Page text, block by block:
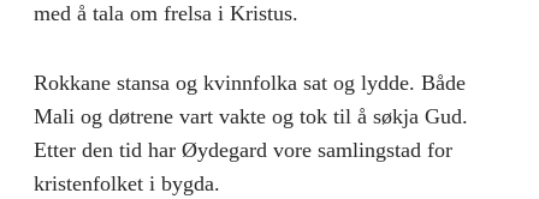
med å tala om frelsa i Kristus.
Rokkane stansa og kvinnfolka sat og lydde. Både
Mali og døtrene vart vakte og tok til å søkja Gud.
Etter den tid har Øydegard vore samlingstad for
kristenfolket i bygda.